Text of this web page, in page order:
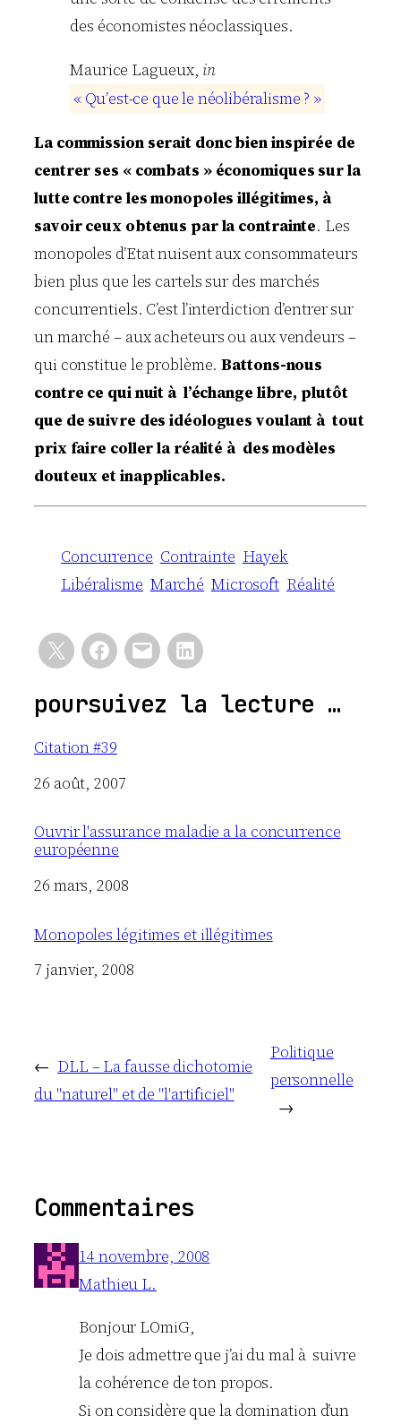
des économistes néoclassiques.
Maurice Lagueux, in
« Qu’est-ce quele néolibéralisme ? »
La commission serait donc bien inspirée de
centrer ses « combats » économiques sur la
lutte contre les monopoles illégitimes, à
savoir ceux obtenus par la contrainte. Les
monopoles d’Etat nuisent aux consommateurs
bien plus que les cartels sur des marchés
concurrentiels. C’est l’interdiction d’entrer sur
un marché – aux acheteurs ou aux vendeurs –
qui constitue le problème.Battons-nous
contre ce qui nuit à l’échange libre, plutôt
que de suivre des idéologues voulant à tout
prix faire coller la réalité à des modèles
douteux et inapplicables.
Concurrence Contrainte Hayek
Libéralisme Marché Microsoft Réalité
poursuivez la lecture …
Citation #39
Date
26 août, 2007
Ouvrir l'assurance maladie a la concurrence
européenne
Date
26 mars, 2008
Monopoles légitimes et illégitimes
Date
7 janvier, 2008
← DLL – La fausse dichotomie
du "naturel" et de "l'artificiel"
Politique
personnelle
→
Commentaires
14 novembre, 2008
Mathieu L.
Bonjour LOmiG,
Je dois admettre que j’ai du mal à suivre
la cohérence de ton propos.
Si on considère que la domination d’un